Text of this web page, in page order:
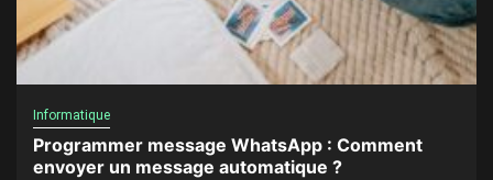
Informatique
Programmer message WhatsApp : Comment
envoyer un message automatique ?